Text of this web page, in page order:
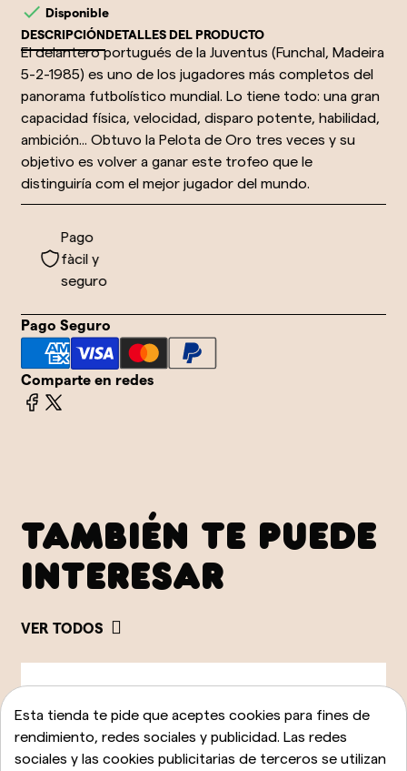
 Disponible
DESCRIPCIÓNDETALLES DEL PRODUCTO
El delantero portugués de la Juventus (Funchal, Madeira
5-2-1985) es uno de los jugadores más completos del
panorama futbolístico mundial. Lo tiene todo: una gran
capacidad física, velocidad, disparo potente, habilidad,
ambición... Obtuvo la Pelota de Oro tres veces y su
objetivo es volver a ganar este trofeo que le
distinguiría com el mejor jugador del mundo.
Pago
fàcil y
seguro
Pago Seguro
Comparte en redes
TAMBIÉN TE PUEDE
INTERESAR
VER TODOS
Esta tienda te pide que aceptes cookies para fines de
rendimiento, redes sociales y publicidad. Las redes
sociales y las cookies publicitarias de terceros se utilizan